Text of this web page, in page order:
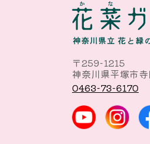
〒259-1215
神奈川県平塚市
0463-73-6170